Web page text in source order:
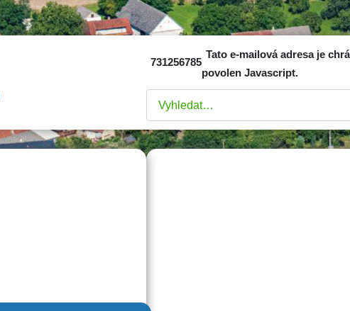
731256785
Tato e-mailová adresa je
povolen Javascript.